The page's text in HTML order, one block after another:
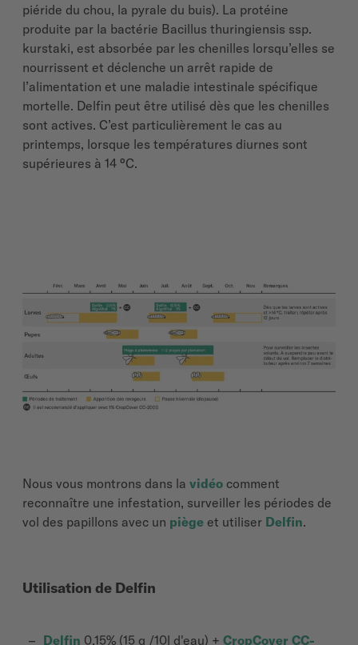
piéride du chou, la pyrale du buis). La protéine
produite par la bactérie Bacillus thuringiensis ssp.
kurstaki, est absorbée par les chenilles lorsqu’elles se
nourrissent et déclenche un arrêt rapide de
l’alimentation et une maladie intestinale spécifique
mortelle. Delfin peut être utilisé dès que les chenilles
sont actives. C’est particulièrement le cas au
printemps, lorsque les températures diurnes sont
supérieures à 14 °C.
Nous vous montrons dans la vidéo comment
reconnaître une infestation, surveiller les périodes de
vol des papillons avec un piège et utiliser Delfin.
Utilisation de Delfin
Delfin 0,15% (15 g /10l d'eau) + CropCover CC-